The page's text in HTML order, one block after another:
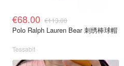
€68.00 €113.00
Polo Ralph Lauren Bear 刺绣棒球帽
Tessabit